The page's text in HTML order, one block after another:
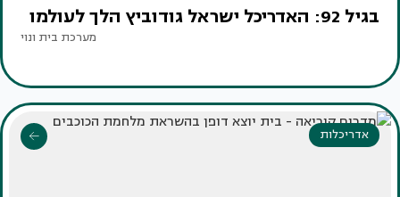
בגיל 92: האדריכל ישראל גודוביץ הלך לעולמו
מערכת בית ונוי
אדריכלות